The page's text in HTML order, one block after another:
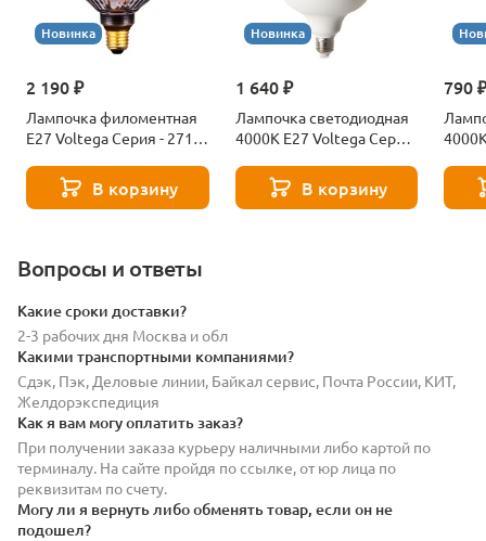
Новинка
2 190 ₽
Лампочка филоментная
Е27 Voltega Серия - 271
В корзину
Новинка
1 640 ₽
Лампочка светодиодная
4000К Е27 Voltega Серия
В корзину
790
Вопросы и ответы
Какие сроки доставки?
2-3 рабочих дня Москва и обл
Какими транспортными компаниями?
Сдэк, Пэк, Деловые линии, Байкал сервис, Почта России, КИТ,
Желдорэкспедиция
Как я вам могу оплатить заказ?
При получении заказа курьеру наличными либо картой по
терминалу. На сайте пройдя по ссылке, от юр лица по
реквизитам по счету.
Могу ли я вернуть либо обменять товар, если он не
подошел?